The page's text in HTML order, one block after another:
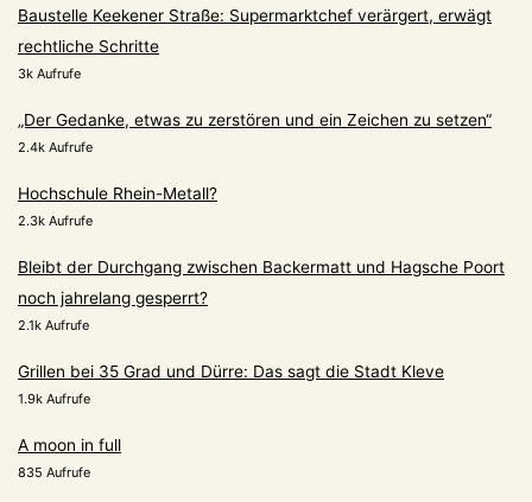
Baustelle Keekener Straße: Supermarktchef verärgert, erwägt
rechtliche Schritte
3k Aufrufe
„Der Gedanke, etwas zu zerstören und ein Zeichen zu setzen“
2.4k Aufrufe
Hochschule Rhein-Metall?
2.3k Aufrufe
Bleibt der Durchgang zwischen Backermatt und Hagsche Poort
noch jahrelang gesperrt?
2.1k Aufrufe
Grillen bei 35 Grad und Dürre: Das sagt die Stadt Kleve
1.9k Aufrufe
A moon in full
835 Aufrufe